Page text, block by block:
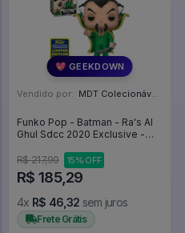
💖 GEEKDOWN
Vendido por: MDT Colecionáveis - DF
Funko Pop - Batman - Ra's Al
Ghul Sdcc 2020 Exclusive -
R$ 217,99
15% OFF
R$ 185,29
4x R$ 46,32 sem juros
Frete Grátis